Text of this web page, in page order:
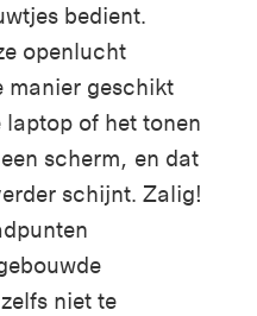
bedient.
openlucht
manier geschikt
laptop of het tonen
een scherm, en dat
schijnt. Zalig!
zelfs niet te